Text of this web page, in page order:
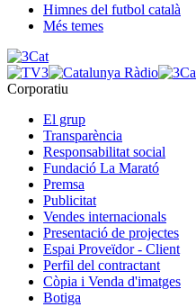
Himnes del futbol català
Més temes
Corporatiu
El grup
Transparència
Responsabilitat social
Fundació La Marató
Premsa
Publicitat
Vendes internacionals
Presentació de projectes
Espai Proveïdor - Client
Perfil del contractant
Còpia i Venda d'imatges
Botiga